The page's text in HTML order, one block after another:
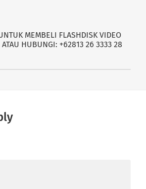
MEMBELI FLASHDISK VIDEO
ATAU HUBUNGI: +62813 26 3333 28